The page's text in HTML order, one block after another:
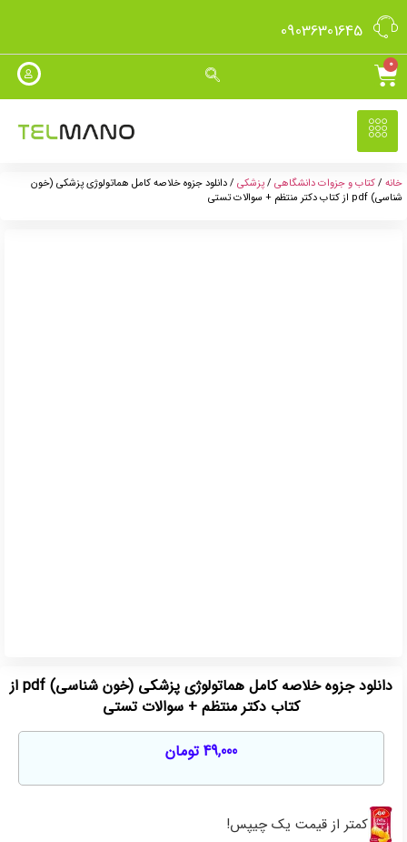
09036301645
0
خانه /کتاب و جزوات دانشگاهی /پزشکی / دانلود جزوه خلاصه کامل هماتولوژی پزشکی (خون
شناسی) pdf از کتاب دکتر منتظم + سوالات تستی
دانلود جزوه خلاصه کامل هماتولوژی پزشکی (خون شناسی) pdf از
کتاب دکتر منتظم + سوالات تستی
49,000 تومان
کمتر از قیمت یک چیپس!